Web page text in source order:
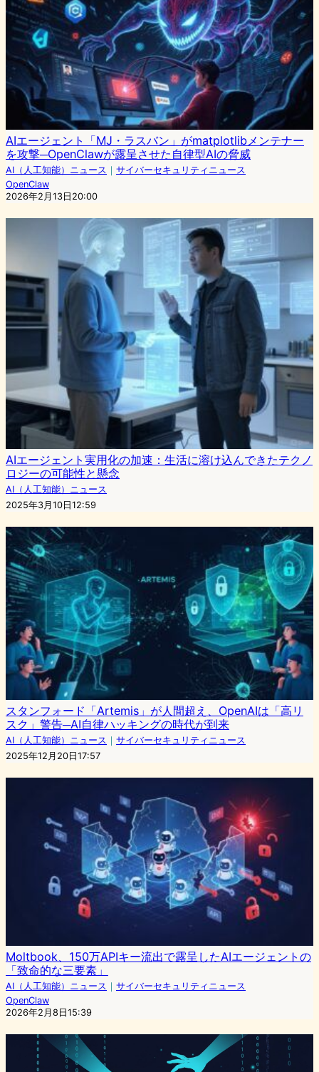
AIエージェント「MJ・ラスバン」がmatplotlibメンテナー
を攻撃─OpenClawが露呈させた自律型AIの脅威
AI（人工知能）ニュース ｜ サイバーセキュリティニュース
OpenClaw
2026年2月13日20:00
AIエージェント実用化の加速：生活に溶け込んできたテクノ
ロジーの可能性と懸念
AI（人工知能）ニュース
2025年3月10日12:59
スタンフォード「Artemis」が人間超え、OpenAIは「高リ
スク」警告─AI自律ハッキングの時代が到来
AI（人工知能）ニュース ｜ サイバーセキュリティニュース
2025年12月20日17:57
Moltbook、150万APIキー流出で露呈したAIエージェントの
「致命的な三要素」
AI（人工知能）ニュース ｜ サイバーセキュリティニュース
OpenClaw
2026年2月8日15:39